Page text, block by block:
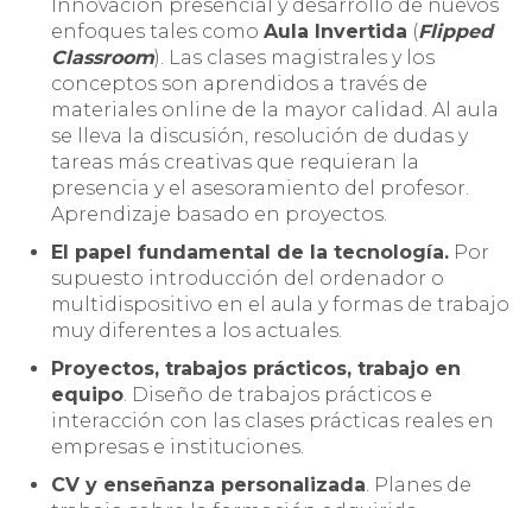
Innovación presencial y desarrollo de nuevos
enfoques tales comoAula Invertida (Flipped
Classroom). Las clases magistrales y los
conceptos son aprendidos a través de
materiales online de la mayor calidad. Al aula
se lleva la discusión, resolución de dudas y
tareas más creativas que requieran la
presencia y el asesoramiento del profesor.
Aprendizaje basado en proyectos.
El papel fundamental de la tecnología. Por
supuesto introducción del ordenador o
multidispositivo en el aula y formas de trabajo
muy diferentes a los actuales.
Proyectos, trabajos prácticos, trabajo en
equipo. Diseño de trabajos prácticos e
interacción con las clases prácticas reales en
empresas e instituciones.
CV y enseñanza personalizada. Planes de